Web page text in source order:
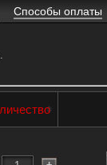
Способы оплаты